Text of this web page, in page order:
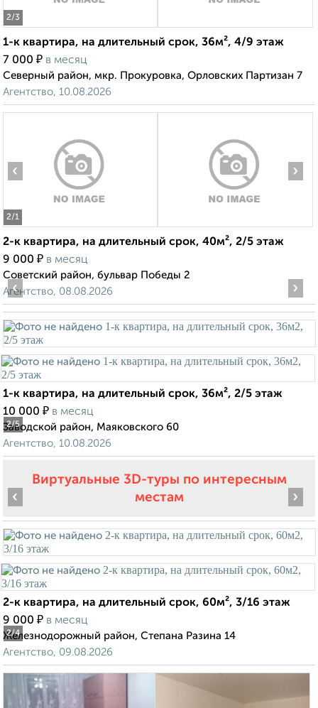
2/3
1-к квартира, на длительный срок, 36м², 4/9 этаж
7 000 ₽ в месяц
Северный район, мкр. Прокуровка, Орловских Партизан 7
Агентство, 10.08.2026
2/1
‹ ›
2-к квартира, на длительный срок, 40м², 2/5 этаж
9 000 ₽ в месяц
Советский район, бульвар Победы 2
Агентство, 08.08.2026
2/5
‹ ›
1-к квартира, на длительный срок, 36м², 2/5 этаж
10 000 ₽ в месяц
Заводской район, Маяковского 60
Агентство, 10.08.2026
Виртуальные 3D-туры по интересным
местам
2/4
‹ ›
2-к квартира, на длительный срок, 60м², 3/16 этаж
9 000 ₽ в месяц
Железнодорожный район, Степана Разина 14
Агентство, 09.08.2026